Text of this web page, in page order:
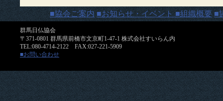
■協会ご案内 ■お知らせ・イベント■組織概要 ■
群馬日仏協会
〒371-0801 群馬県前橋市文京町1-47-1 株式会社すいらん内
TEL:080-4714-2122 FAX:027-221-5909
■お問い合わせ